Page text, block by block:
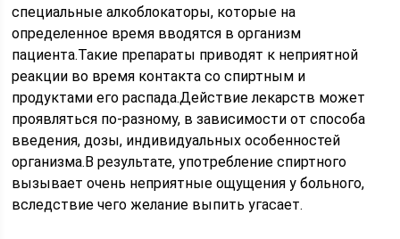
специальные алкоблокаторы, которые на
определенное время вводятся в организм
пациента.Такие препараты приводят к неприятной
реакции во время контакта со спиртным и
продуктами его распада.Действие лекарств может
проявляться по-разному, в зависимости от способа
введения, дозы, индивидуальных особенностей
организма.В результате, употребление спиртного
вызывает очень неприятные ощущения у больного,
вследствие чего желание выпить угасает.